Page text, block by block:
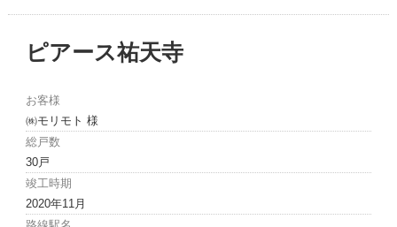
ピアース祐天寺
お客様
㈱モリモト 様
総戸数
30戸
竣工時期
2020年11月